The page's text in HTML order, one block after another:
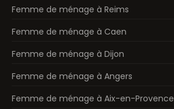
Femme de ménage à Reims
Femme de ménage à Caen
Femme de ménage à Dijon
Femme de ménage à Angers
Femme de ménage à Aix-en-Provence